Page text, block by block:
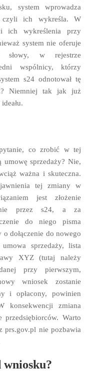
system wprowadza
czyli ich wykreśla. W
ich wykreślenia przy
system nie oferuje
w rejestrze
wspólnicy, którzy
s24 odnotował tę
Niemniej tak jak już
co zrobić w tej
sprzedaży? Nie,
ważna i skuteczna.
tej zmiany w
jest złożenie
nie przez s24, a za
do niego pisma
dołączenie do nowego
sprzedaży, lista
XYZ (tutaj należy
przy pierwszym,
wniosek zostanie
i opłacony, powinien
konsekwencji zmiana
przedsiębiorców. Warto
prs.gov.pl nie pozbawia
wniosku?